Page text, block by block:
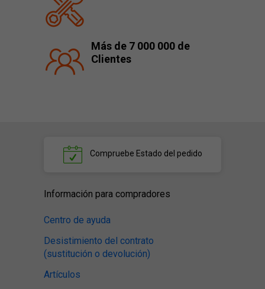
Más de 7 000 000 de
Clientes
Compruebe Estado del pedido
Información para compradores
Centro de ayuda
Desistimiento del contrato
(sustitución o devolución)
Artículos